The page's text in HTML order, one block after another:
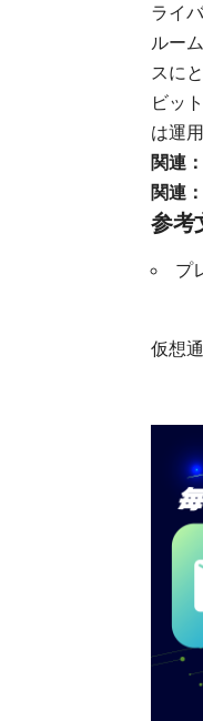
ライ
ルー
スに
ビッ
は運
関連
関連：
参考
プ
仮想